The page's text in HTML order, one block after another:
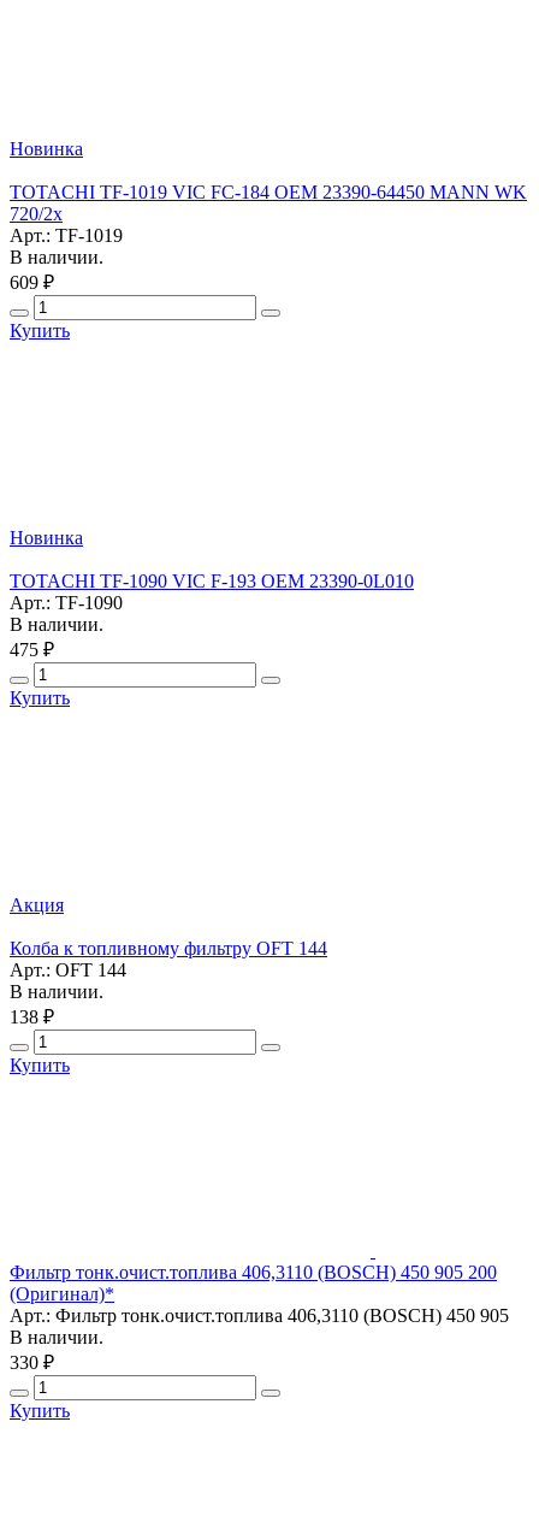
Новинка
TOTACHI TF-1019 VIC FC-184 OEM 23390-64450 MANN WK
720/2x
Арт.: TF-1019
В наличии.
609 ₽
Купить
Новинка
TOTACHI TF-1090 VIC F-193 OEM 23390-0L010
Арт.: TF-1090
В наличии.
475 ₽
Купить
Акция
Колба к топливному фильтру OFT 144
Арт.: OFT 144
В наличии.
138 ₽
Купить
Фильтр тонк.очист.топлива 406,3110 (BOSCH) 450 905 200
(Оригинал)*
Арт.: Фильтр тонк.очист.топлива 406,3110 (BOSCH) 450 905
В наличии.
330 ₽
Купить